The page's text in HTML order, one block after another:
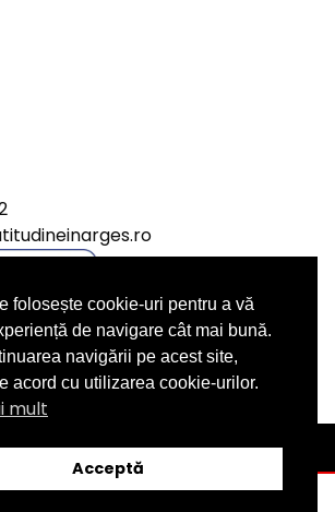
în Argeș. Toate drepturile rezervate
design byXITE.ro
folosește cookie-uri pentru a vă
de navigare cât mai bună.
navigării pe acest site,
acord cu utilizarea cookie-urilor.
mult
Acceptă